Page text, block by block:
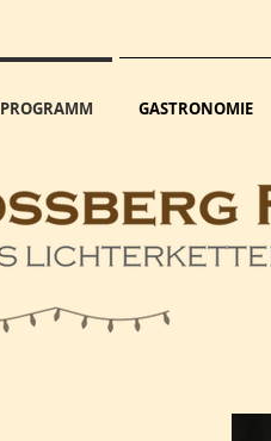
PROGRAMM GASTRONOMIE